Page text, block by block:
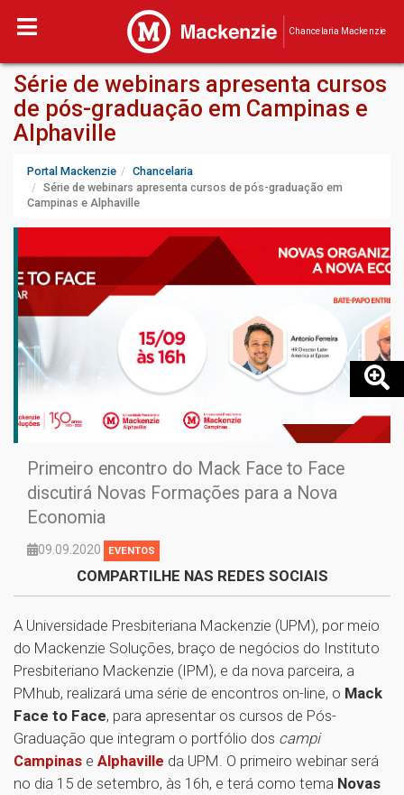
Chancelaria Mackenzie
Série de webinars apresenta cursos
de pós-graduação em Campinas e
Alphaville
Portal Mackenzie
Chancelaria
Série de webinars apresenta cursos de pós-graduação em
Campinas e Alphaville
Primeiro encontro do Mack Face to Face
discutirá Novas Formações para a Nova
Economia
09.09.2020 EVENTOS
COMPARTILHE NAS REDES SOCIAIS
A Universidade Presbiteriana Mackenzie (UPM), por meio
do Mackenzie Soluções, braço de negócios do Instituto
Presbiteriano Mackenzie (IPM), e da nova parceira, a
PMhub, realizará uma série de encontros on-line, o Mack
Face to Face, para apresentar os cursos de Pós-
Graduação que integram o portfólio dos campi
Campinas e Alphaville da UPM. O primeiro webinar será
no dia 15 de setembro, às 16h, e terá como tema Novas